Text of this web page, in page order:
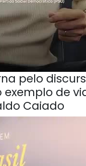
pelo
de
Caiado